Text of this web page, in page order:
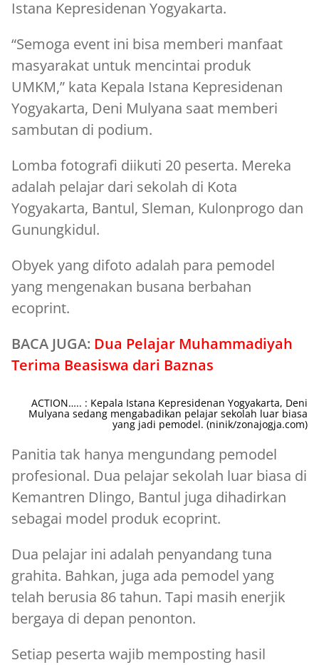
Istana Kepresidenan Yogyakarta.
“Semoga event ini bisa memberi manfaat
masyarakat untuk mencintai produk
UMKM,” kata Kepala Istana Kepresidenan
Yogyakarta, Deni Mulyana saat memberi
sambutan di podium.
Lomba fotografi diikuti 20 peserta. Mereka
adalah pelajar dari sekolah di Kota
Yogyakarta, Bantul, Sleman, Kulonprogo dan
Gunungkidul.
Obyek yang difoto adalah para pemodel
yang mengenakan busana berbahan
ecoprint.
BACA JUGA: Dua Pelajar Muhammadiyah
Terima Beasiswa dari Baznas
ACTION….. : Kepala Istana Kepresidenan Yogyakarta, Deni
Mulyana sedang mengabadikan pelajar sekolah luar biasa
yang jadi pemodel. (ninik/zonajogja.com)
Panitia tak hanya mengundang pemodel
profesional. Dua pelajar sekolah luar biasa di
Kemantren Dlingo, Bantul juga dihadirkan
sebagai model produk ecoprint.
Dua pelajar ini adalah penyandang tuna
grahita. Bahkan, juga ada pemodel yang
telah berusia 86 tahun. Tapi masih enerjik
bergaya di depan penonton.
Setiap peserta wajib memposting hasil